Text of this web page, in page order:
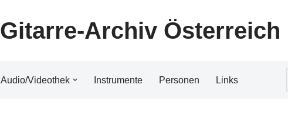
Gitarre-Archiv Österreich
Audio/Videothek Instrumente Personen Links